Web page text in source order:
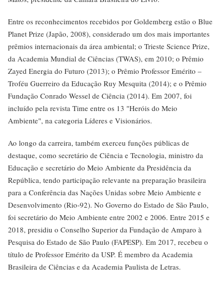
Entre os reconhecimentos recebidos por Goldemberg estão o Blue
Planet Prize (Japão, 2008), considerado um dos mais importantes
prêmios internacionais da área ambiental; o Trieste Science Prize,
da Academia Mundial de Ciências (TWAS), em 2010; o Prêmio
Zayed Energia do Futuro (2013); o Prêmio Professor Emérito –
Troféu Guerreiro da Educação Ruy Mesquita (2014); e o Prêmio
Fundação Conrado Wessel de Ciência (2014). Em 2007, foi
incluído pela revista Time entre os 13 "Heróis do Meio
Ambiente", na categoria Líderes e Visionários.
Ao longo da carreira, também exerceu funções públicas de
destaque, como secretário de Ciência e Tecnologia, ministro da
Educação e secretário do Meio Ambiente da Presidência da
República, tendo participação relevante na preparação brasileira
para a Conferência das Nações Unidas sobre Meio Ambiente e
Desenvolvimento (Rio-92). No Governo do Estado de São Paulo,
foi secretário do Meio Ambiente entre 2002 e 2006. Entre 2015 e
2018, presidiu o Conselho Superior da Fundação de Amparo à
Pesquisa do Estado de São Paulo (FAPESP). Em 2017, recebeu o
título de Professor Emérito da USP. É membro da Academia
Brasileira de Ciências e da Academia Paulista de Letras.